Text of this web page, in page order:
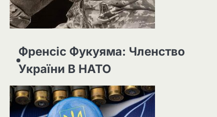
Френсіс Фукуяма: Членство
України В НАТО